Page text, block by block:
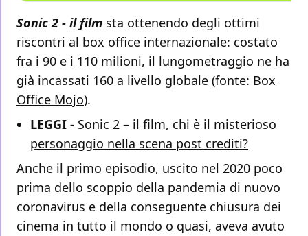
Sonic 2 - il film sta ottenendo degli ottimi
riscontri al box office internazionale: costato
fra i 90 e i 110 milioni, il lungometraggio ne ha
già incassati 160 a livello globale (fonte: Box
Office Mojo).
LEGGI - Sonic 2 – il film, chi è il misterioso
personaggio nella scena post crediti?
Anche il primo episodio, uscito nel 2020 poco
prima dello scoppio della pandemia di nuovo
coronavirus e della conseguente chiusura dei
cinema in tutto il mondo o quasi, aveva avuto